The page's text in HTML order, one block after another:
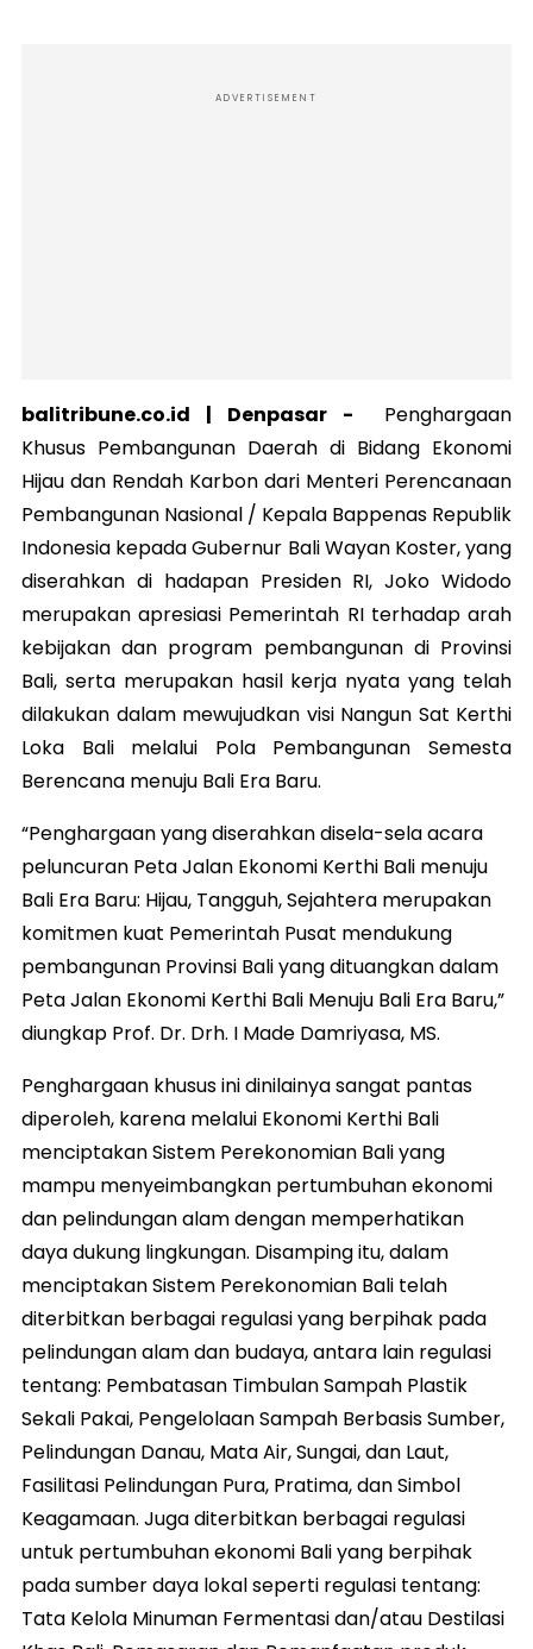
ADVERTISEMENT
balitribune.co.id | Denpasar - Penghargaan
Khusus Pembangunan Daerah di Bidang Ekonomi
Hijau dan Rendah Karbon dari Menteri Perencanaan
Pembangunan Nasional / Kepala Bappenas Republik
Indonesia kepada Gubernur Bali Wayan Koster, yang
diserahkan di hadapan Presiden RI, Joko Widodo
merupakan apresiasi Pemerintah RI terhadap arah
kebijakan dan program pembangunan di Provinsi
Bali, serta merupakan hasil kerja nyata yang telah
dilakukan dalam mewujudkan visi Nangun Sat Kerthi
Loka Bali melalui Pola Pembangunan Semesta
Berencana menuju Bali Era Baru.
“Penghargaan yang diserahkan disela-sela acara
peluncuran Peta Jalan Ekonomi Kerthi Bali menuju
Bali Era Baru: Hijau, Tangguh, Sejahtera merupakan
komitmen kuat Pemerintah Pusat mendukung
pembangunan Provinsi Bali yang dituangkan dalam
Peta Jalan Ekonomi Kerthi Bali Menuju Bali Era Baru,”
diungkap Prof. Dr. Drh. I Made Damriyasa, MS.
Penghargaan khusus ini dinilainya sangat pantas
diperoleh, karena melalui Ekonomi Kerthi Bali
menciptakan Sistem Perekonomian Bali yang
mampu menyeimbangkan pertumbuhan ekonomi
dan pelindungan alam dengan memperhatikan
daya dukung lingkungan. Disamping itu, dalam
menciptakan Sistem Perekonomian Bali telah
diterbitkan berbagai regulasi yang berpihak pada
pelindungan alam dan budaya, antara lain regulasi
tentang: Pembatasan Timbulan Sampah Plastik
Sekali Pakai, Pengelolaan Sampah Berbasis Sumber,
Pelindungan Danau, Mata Air, Sungai, dan Laut,
Fasilitasi Pelindungan Pura, Pratima, dan Simbol
Keagamaan. Juga diterbitkan berbagai regulasi
untuk pertumbuhan ekonomi Bali yang berpihak
pada sumber daya lokal seperti regulasi tentang:
Tata Kelola Minuman Fermentasi dan/atau Destilasi